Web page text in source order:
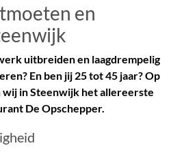
en
uitbreiden en laagdrempelig
En ben jij 25 tot 45 jaar? Op
in Steenwijk het allereerste
De Opschepper.